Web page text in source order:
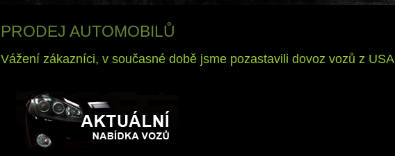
PRODEJ AUTOMOBILŮ
Vážení zákazníci, v současné době jsme pozastavili dovoz vozů z USA